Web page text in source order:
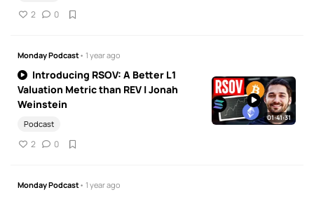
2 0
Monday Podcast• 1 year ago
Introducing RSOV: A Better L1
Valuation Metric than REV | Jonah
Weinstein
Podcast
2 0
01:41:31
Monday Podcast• 1 year ago